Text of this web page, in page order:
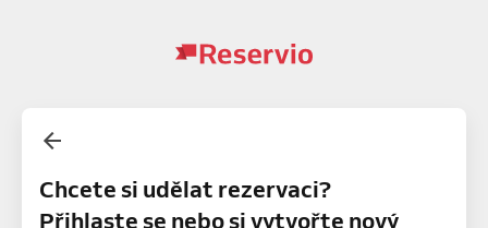
Chcete si udělat rezervaci?
Přihlaste se nebo si vytvořte nový